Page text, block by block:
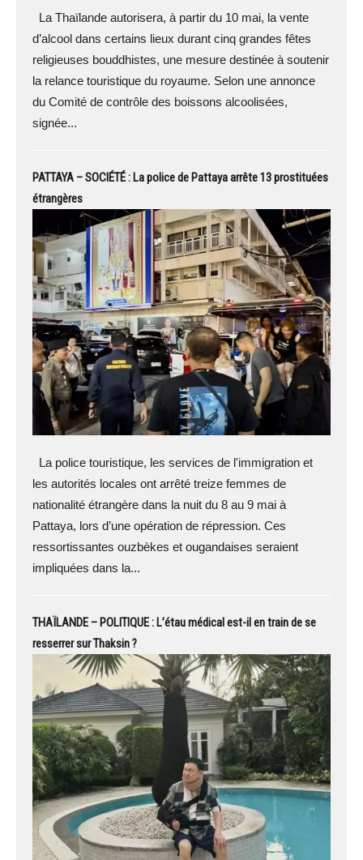
La Thaïlande autorisera, à partir du 10 mai, la vente
d’alcool dans certains lieux durant cinq grandes fêtes
religieuses bouddhistes, une mesure destinée à soutenir
la relance touristique du royaume. Selon une annonce
du Comité de contrôle des boissons alcoolisées,
signée...
PATTAYA – SOCIÉTÉ : La police de Pattaya arrête 13 prostituées
étrangères
La police touristique, les services de l'immigration et
les autorités locales ont arrêté treize femmes de
nationalité étrangère dans la nuit du 8 au 9 mai à
Pattaya, lors d’une opération de répression. Ces
ressortissantes ouzbèkes et ougandaises seraient
impliquées dans la...
THAÏLANDE – POLITIQUE : L’étau médical est-il en train de se
resserrer sur Thaksin ?